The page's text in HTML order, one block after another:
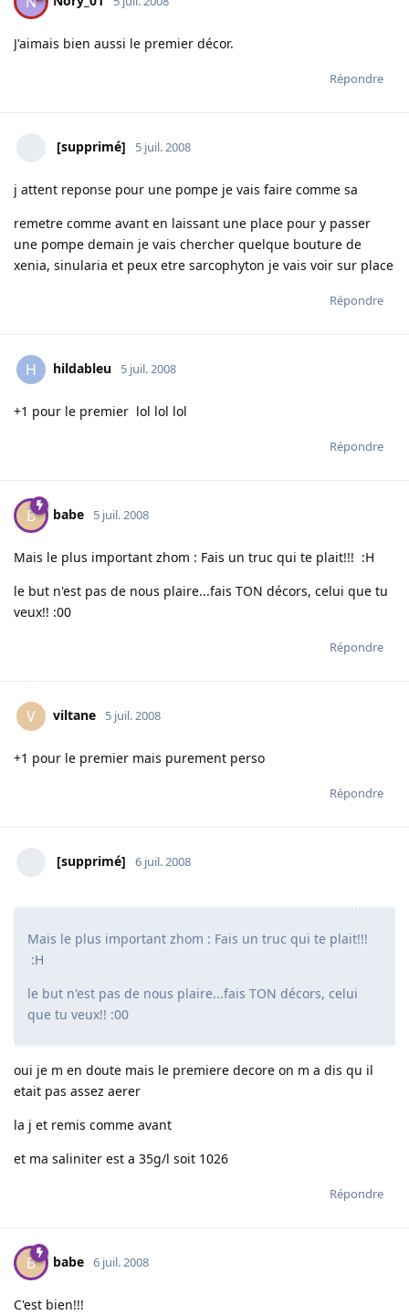
J'aimais bien aussi le premier décor.
Répondre
[supprimé] 5 juil. 2008
j attent reponse pour une pompe je vais faire comme sa
remetre comme avant en laissant une place pour y passer
une pompe demain je vais chercher quelque bouture de
xenia, sinularia et peux etre sarcophyton je vais voir sur place
Répondre
H hildableu 5 juil. 2008
+1 pour le premier lol lol lol
Répondre
B babe 5 juil. 2008
Mais le plus important zhom : Fais un truc qui te plait!!! :H
le but n'est pas de nous plaire...fais TON décors, celui que tu
veux!! :00
Répondre
V viltane 5 juil. 2008
+1 pour le premier mais purement perso
Répondre
[supprimé] 6 juil. 2008
Mais le plus important zhom : Fais un truc qui te plait!!!
:H
le but n'est pas de nous plaire...fais TON décors, celui
que tu veux!! :00
oui je m en doute mais le premiere decore on m a dis qu il
etait pas assez aerer
la j et remis comme avant
et ma saliniter est a 35g/l soit 1026
Répondre
B babe 6 juil. 2008
C'est bien!!!